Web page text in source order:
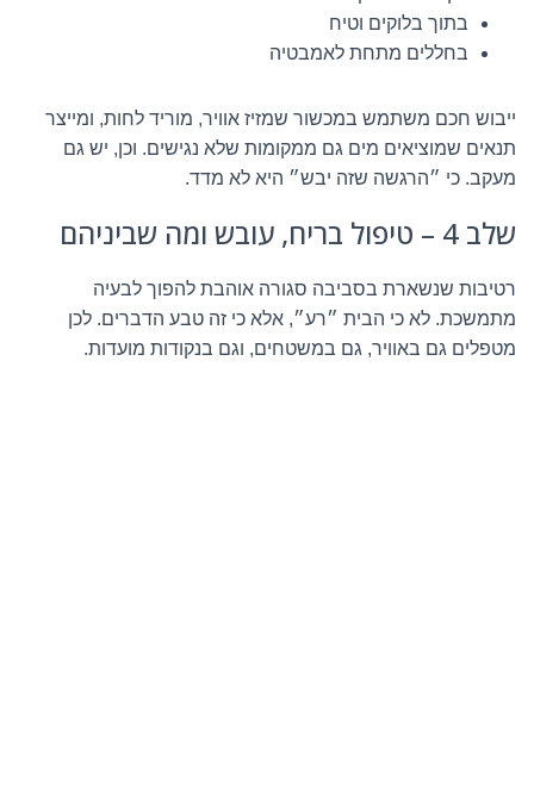
בתוך בלוקים וטיח
בחללים מתחת לאמבטיה
ייבוש חכם משתמש במכשור שמזיז אוויר, מוריד לחות, ומייצר
תנאים שמוציאים מים גם ממקומות שלא נגישים. וכן, יש גם
מעקב. כי ״הרגשה שזה יבש״ היא לא מדד.
שלב 4 – טיפול בריח, עובש ומה שביניהם
רטיבות שנשארת בסביבה סגורה אוהבת להפוך לבעיה
מתמשכת. לא כי הבית ״רע״, אלא כי זה טבע הדברים. לכן
מטפלים גם באוויר, גם במשטחים, וגם בנקודות מועדות.